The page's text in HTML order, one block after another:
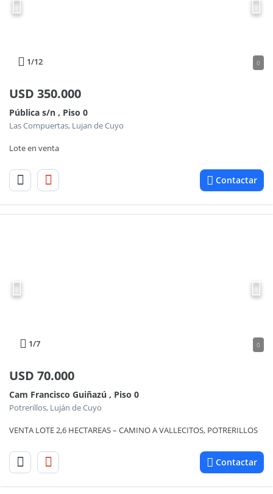
1/12 0
USD 350.000
Pública s/n , Piso 0
Las Compuertas, Lujan de Cuyo
Lote en venta
Contactar
1/7 0
USD 70.000
Cam Francisco Guiñazú , Piso 0
Potrerillos, Luján de Cuyo
VENTA LOTE 2,6 HECTAREAS – CAMINO A VALLECITOS, POTRERILLOS
Contactar